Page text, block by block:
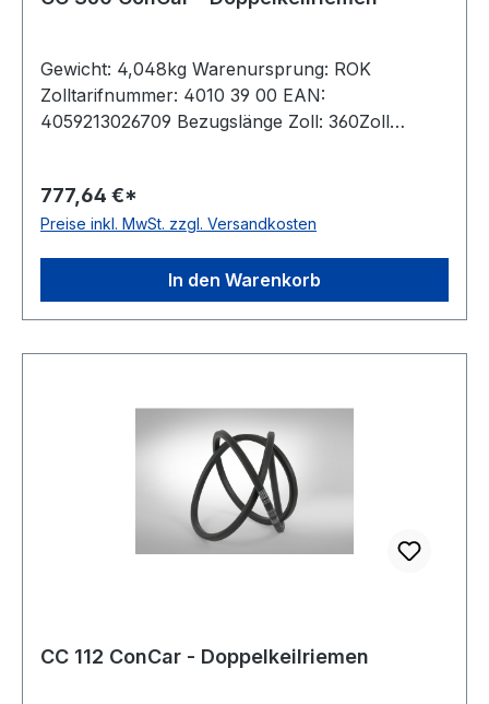
Gewicht: 4,048kg Warenursprung: ROK
Zolltarifnummer: 4010 39 00 EAN:
4059213026709 Bezugslänge Zoll: 360Zoll
ummantelt antistatisch: ja Norm: DIN 7722
Breite: 22mm Höhe: 17mm Material: Neoprene
777,64 €*
Preise inkl. MwSt. zzgl. Versandkosten
In den Warenkorb
CC 112 ConCar - Doppelkeilriemen